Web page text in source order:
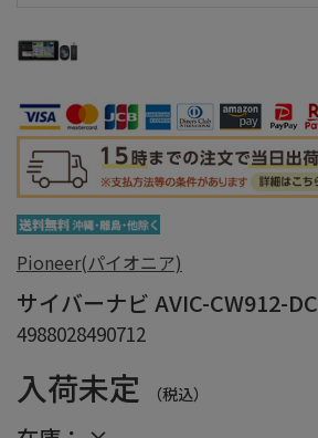
Pioneer(パイオニア)
サイバーナビ AVIC-CW912-DC
4988028490712
入荷未定 （税込）